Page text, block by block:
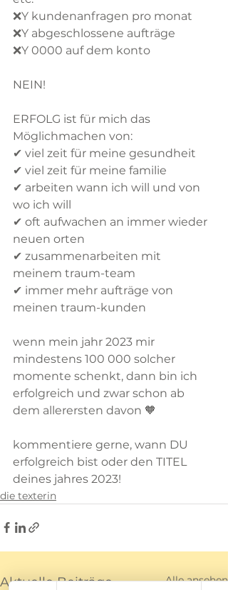
❌Y kundenanfragen pro monat
❌Y abgeschlossene aufträge
❌Y 0000 auf dem konto
NEIN!
ERFOLG ist für mich das
Möglichmachen von:
✔ viel zeit für meine gesundheit
✔ viel zeit für meine familie
✔ arbeiten wann ich will und von
wo ich will
✔ oft aufwachen an immer wieder
neuen orten
✔ zusammenarbeiten mit
meinem traum-team
✔ immer mehr aufträge von
meinen traum-kunden
wenn mein jahr 2023 mir
mindestens 100 000 solcher
momente schenkt, dann bin ich
erfolgreich und zwar schon ab
dem allerersten davon 🧡
kommentiere gerne, wann DU
erfolgreich bist oder den TITEL
deines jahres 2023!
die texterin
Aktuelle Beiträge Alle ansehen